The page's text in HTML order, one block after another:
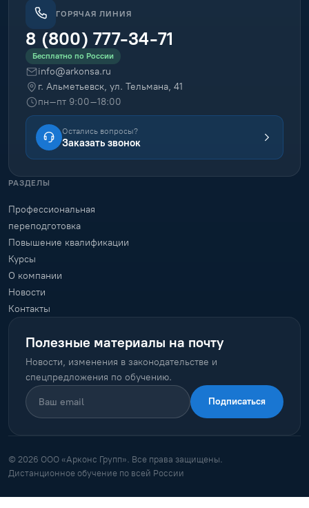
ГОРЯЧАЯ ЛИНИЯ
8 (800) 777-34-71
Бесплатно по России
info@arkonsa.ru
г. Альметьевск, ул. Тельмана, 41
пн–пт 9:00–18:00
Остались вопросы?
Заказать звонок
РАЗДЕЛЫ
Профессиональная
переподготовка
Повышение квалификации
Курсы
О компании
Новости
Контакты
Полезные материалы на почту
Новости, изменения в законодательстве и
спецпредложения по обучению.
Подписаться
© 2026 ООО «Арконс Групп». Все права защищены.
Дистанционное обучение по всей России